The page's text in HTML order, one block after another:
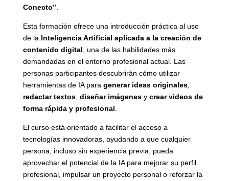
Conecto”
Esta formación ofrece una introducción práctica al uso
de la Inteligencia Artificial aplicada a la creación de
contenido digital , una de las habilidades más
demandadas en el entorno profesional actual. Las
personas participantes descubrirán cómo utilizar
herramientas de IA para generar ideas originales,
redactar textos, diseñar imágenesy crear videos de
forma rápida y profesional
El curso está orientado a facilitar el acceso a
tecnologías innovadoras, ayudando a que cualquier
persona, incluso sin experiencia previa, pueda
aprovechar el potencial de la IA para mejorar su perfil
profesional, impulsar un proyecto personal o reforzar la